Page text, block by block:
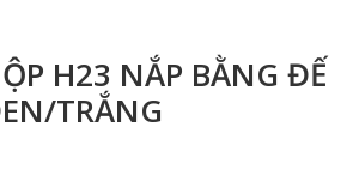
H23 NẮP BẰNG ĐẾ
TRẮNG